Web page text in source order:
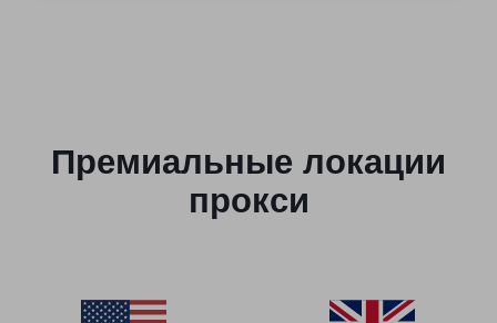
Премиальные локации
прокси